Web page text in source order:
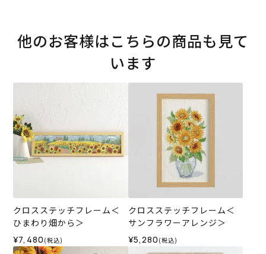
他のお客様はこちらの商品も見て
います
クロスステッチフレーム＜
ひまわり畑から＞
¥7,480 (税込)
クロスステッチフレーム＜
サンフラワーアレンジ＞
¥5,280 (税込)